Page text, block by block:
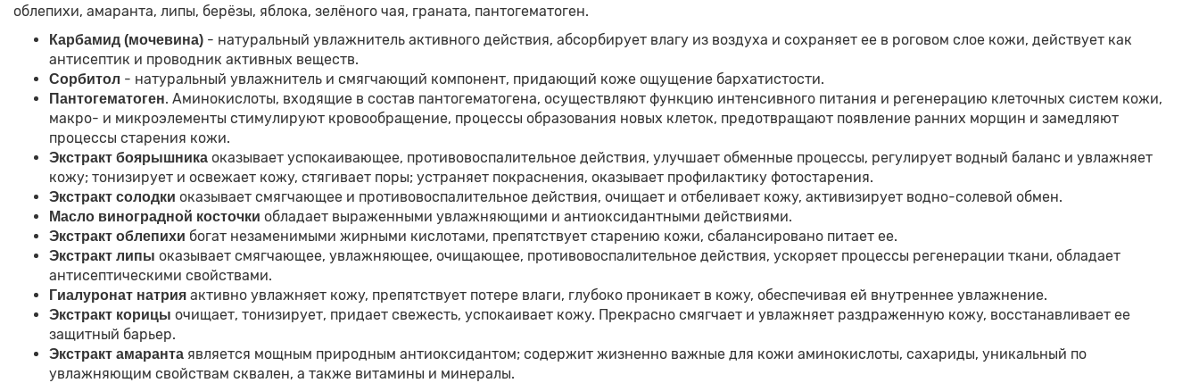
облепихи, амаранта, липы, берёзы, яблока, зелёного чая, граната, пантогематоген.
Карбамид (мочевина) - натуральный увлажнитель активного действия, абсорбирует влагу из воздуха и сохраняет ее в роговом слое кожи, действует как
антисептик и проводник активных веществ.
Сорбитол - натуральный увлажнитель и смягчающий компонент, придающий коже ощущение бархатистости.
Пантогематоген. Аминокислоты, входящие в состав пантогематогена, осуществляют функцию интенсивного питания и регенерацию клеточных систем кожи,
макро- и микроэлементы стимулируют кровообращение, процессы образования новых клеток, предотвращают появление ранних морщин и замедляют
процессы старения кожи.
Экстракт боярышника оказывает успокаивающее, противовоспалительное действия, улучшает обменные процессы, регулирует водный баланс и увлажняет
кожу; тонизирует и освежает кожу, стягивает поры; устраняет покраснения, оказывает профилактику фотостарения.
Экстракт солодки оказывает смягчающее и противовоспалительное действия, очищает и отбеливает кожу, активизирует водно-солевой обмен.
Масло виноградной косточки обладает выраженными увлажняющими и антиоксидантными действиями.
Экстракт облепихи богат незаменимыми жирными кислотами, препятствует старению кожи, сбалансировано питает ее.
Экстракт липы оказывает смягчающее, увлажняющее, очищающее, противовоспалительное действия, ускоряет процессы регенерации ткани, обладает
антисептическими свойствами.
Гиалуронат натрия активно увлажняет кожу, препятствует потере влаги, глубоко проникает в кожу, обеспечивая ей внутреннее увлажнение.
Экстракт корицы очищает, тонизирует, придает свежесть, успокаивает кожу. Прекрасно смягчает и увлажняет раздраженную кожу, восстанавливает ее
защитный барьер.
Экстракт амаранта является мощным природным антиоксидантом; содержит жизненно важные для кожи аминокислоты, сахариды, уникальный по
увлажняющим свойствам сквален, а также витамины и минералы.